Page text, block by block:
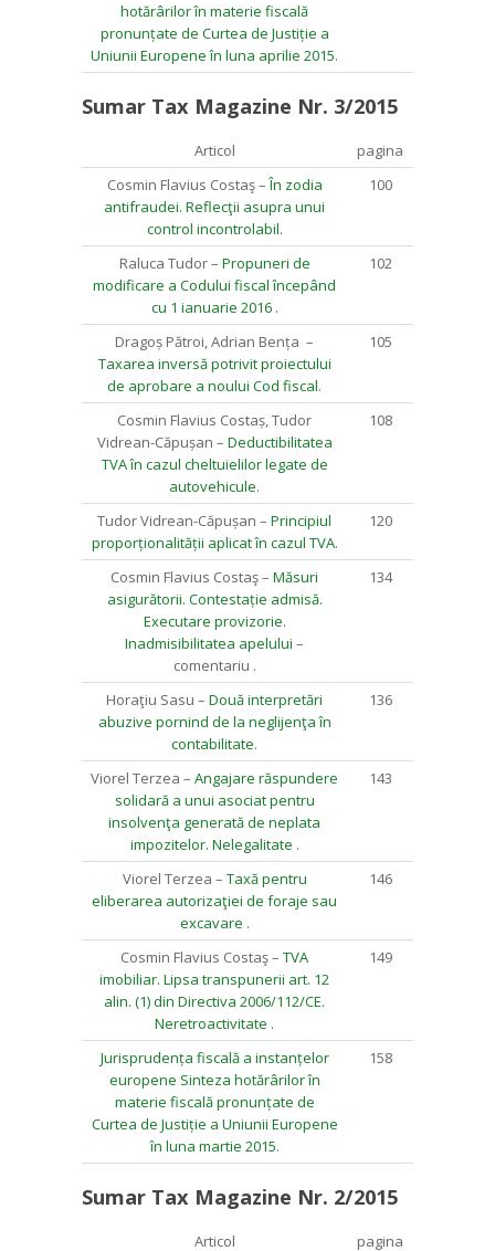
hotărârilor în materie fiscală
pronunțate de Curtea de Justiție a
Uniunii Europene în luna aprilie 2015.
Sumar Tax Magazine Nr. 3/2015
Articol
pagina
Cosmin Flavius Costaş –În zodia
antifraudei. Reflecţii asupra unui
control incontrolabil.
100
Raluca Tudor – Propuneri de
modificare a Codului fiscal începând
cu 1 ianuarie 2016.
102
Dragoș Pătroi, Adrian Bența –
Taxarea inversă potrivit proiectului
de aprobare a noului Cod fiscal.
105
Cosmin Flavius Costaș, Tudor
Vidrean-Căpușan – Deductibilitatea
TVA în cazul cheltuielilor legate de
autovehicule.
108
Tudor Vidrean-Căpușan – Principiul
proporționalității aplicat în cazul TVA.
120
Cosmin Flavius Costaş – Măsuri
asigurătorii. Contestație admisă.
Executare provizorie.
Inadmisibilitatea apelului –
comentariu .
134
Horaţiu Sasu – Două interpretări
abuzive pornind de la neglijenţa în
contabilitate.
136
Viorel Terzea – Angajare răspundere
solidară a unui asociat pentru
insolvenţa generată de neplata
impozitelor. Nelegalitate .
143
Viorel Terzea – Taxă pentru
eliberarea autorizaţiei de foraje sau
excavare .
146
Cosmin Flavius Costaş – TVA
imobiliar. Lipsa transpunerii art. 12
alin. (1) din Directiva 2006/112/CE.
Neretroactivitate .
149
Jurisprudența fiscală a instanțelor
europene Sinteza hotărârilor în
materie fiscală pronunțate de
Curtea de Justiție a Uniunii Europene
în luna martie 2015.
158
Sumar Tax Magazine Nr. 2/2015
Articol pagina